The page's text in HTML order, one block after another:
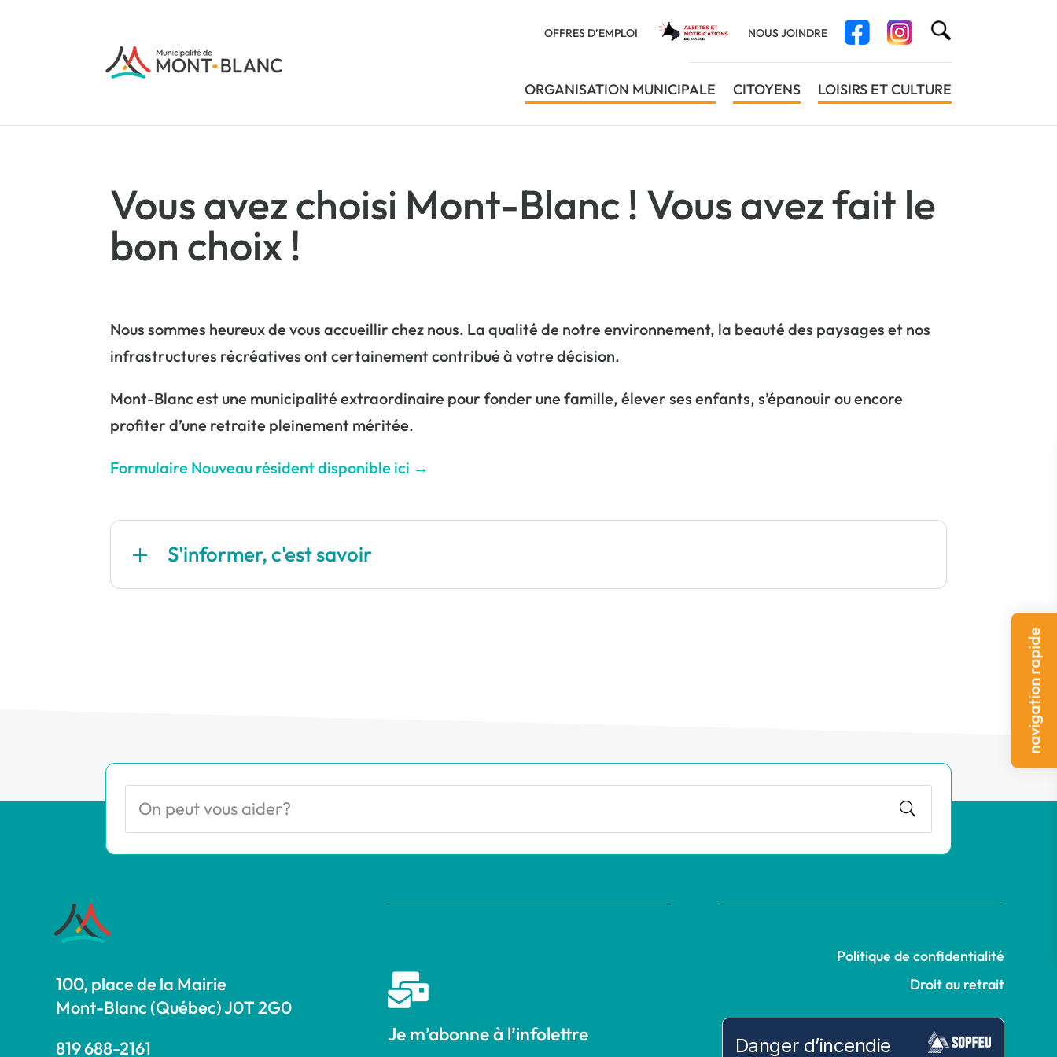
OFFRES D’EMPLOI NOUS JOINDRE
ORGANISATION MUNICIPALE CITOYENS LOISIRS ET CULTURE
navigation rapide
Vous avez choisi Mont-Blanc ! Vous avez fait le
bon choix !
Nous sommes heureux de vous accueillir chez nous. La qualité de notre environnement, la beauté des paysages et nos
infrastructures récréatives ont certainement contribué à votre décision.
Mont-Blanc est une municipalité extraordinaire pour fonder une famille, élever ses enfants, s’épanouir ou encore
profiter d’une retraite pleinement méritée.
Formulaire Nouveau résident disponible ici →
S'informer, c'est savoir
100, place de la Mairie
Mont-Blanc (Québec) J0T 2G0
819 688-2161

Je m’abonne à l’infolettre
Politique de confidentialité
Droit au retrait
Danger d’incendie